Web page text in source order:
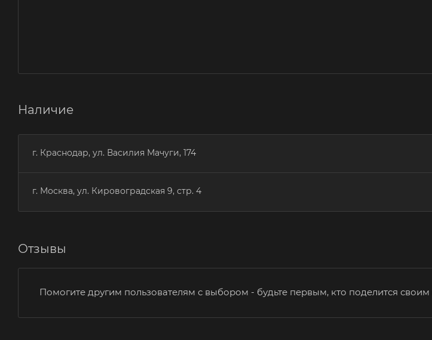
Наличие
г. Краснодар, ул. Василия Мачуги, 174
г. Москва, ул. Кировоградская 9, стр. 4
Отзывы
Помогите другим пользователям с выбором - будьте первым, кто поделится